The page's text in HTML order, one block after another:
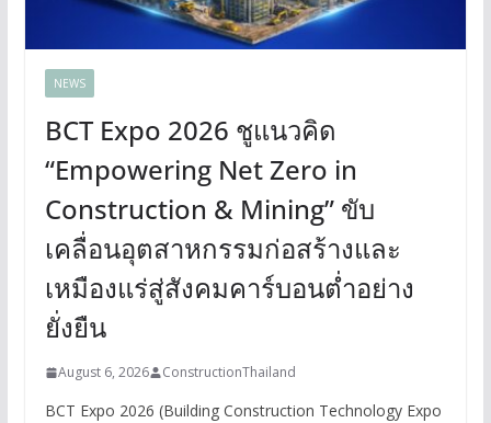
NEWS
BCT Expo 2026 ชูแนวคิด
“Empowering Net Zero in
Construction & Mining” ขับ
เคลื่อนอุตสาหกรรมก่อสร้างและ
เหมืองแร่สู่สังคมคาร์บอนต่ำอย่าง
ยั่งยืน
August 6, 2026 ConstructionThailand
BCT Expo 2026 (Building Construction Technology Expo